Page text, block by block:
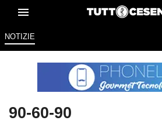
NOTIZIE
90-60-90